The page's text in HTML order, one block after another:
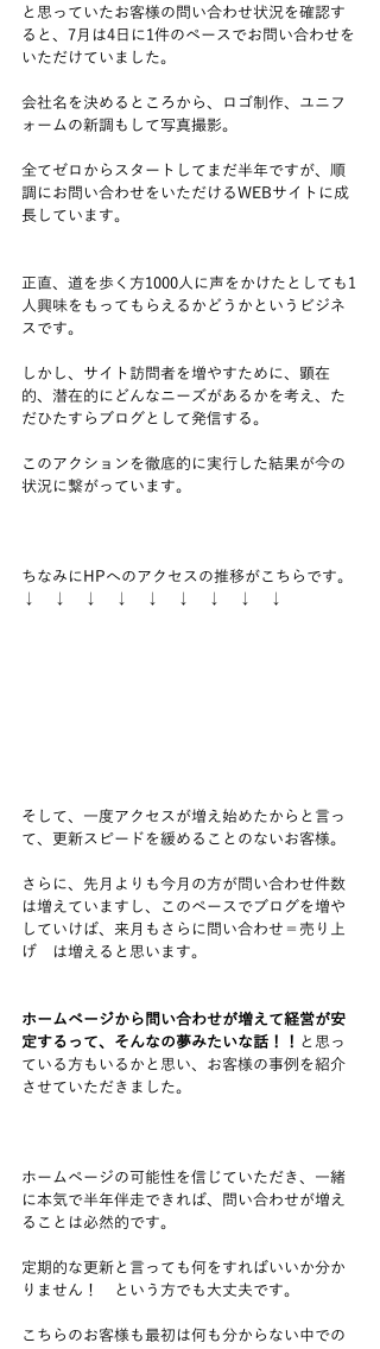
と思っていたお客様の問い合わせ状況を確認す
ると、7月は4日に1件のペースでお問い合わせを
いただけていました。
会社名を決めるところから、ロゴ制作、ユニフ
ォームの新調もして写真撮影。
全てゼロからスタートしてまだ半年ですが、順
調にお問い合わせをいただけるWEBサイトに成
長しています。
正直、道を歩く方1000人に声をかけたとしても1
人興味をもってもらえるかどうかというビジネ
スです。
しかし、サイト訪問者を増やすために、顕在
的、潜在的にどんなニーズがあるかを考え、た
だひたすらブログとして発信する。
このアクションを徹底的に実行した結果が今の
状況に繋がっています。
ちなみにHPへのアクセスの推移がこちらです。
↓　↓　↓　↓　↓　↓　↓　↓　↓
そして、一度アクセスが増え始めたからと言っ
て、更新スピードを緩めることのないお客様。
さらに、先月よりも今月の方が問い合わせ件数
は増えていますし、このペースでブログを増や
していけば、来月もさらに問い合わせ＝売り上
げ　は増えると思います。
ホームページから問い合わせが増えて経営が安
定するって、そんなの夢みたいな話！！ と思っ
ている方もいるかと思い、お客様の事例を紹介
させていただきました。
ホームページの可能性を信じていただき、一緒
に本気で半年伴走できれば、問い合わせが増え
ることは必然的です。
定期的な更新と言っても何をすればいいか分か
りません！　という方でも大丈夫です。
こちらのお客様も最初は何も分からない中での